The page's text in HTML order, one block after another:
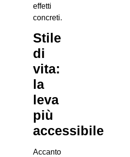
effetti
concreti.
Stile
di
vita:
la
leva
più
accessibile
Accanto